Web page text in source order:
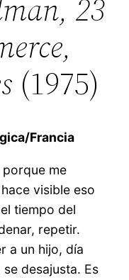
23
(1975)
Francia
me
visible eso
tiempo del
repetir.
a un hijo, día
desajusta. Es